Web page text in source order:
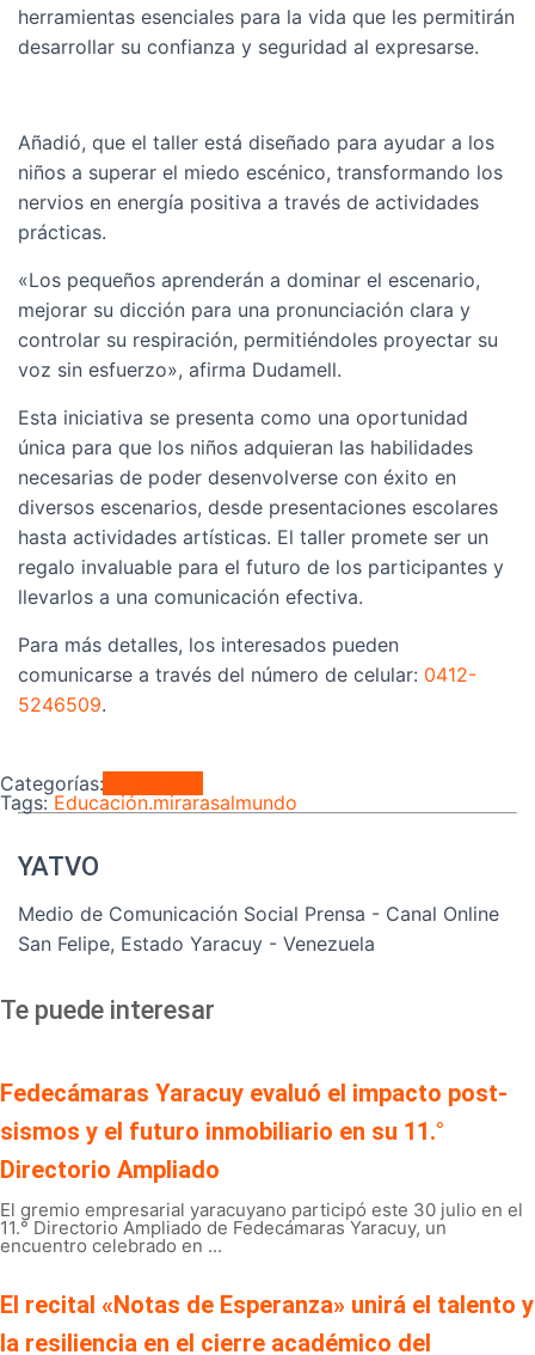
herramientas esenciales para la vida que les permitirán
desarrollar su confianza y seguridad al expresarse.
Añadió, que el taller está diseñado para ayudar a los
niños a superar el miedo escénico, transformando los
nervios en energía positiva a través de actividades
prácticas.
«Los pequeños aprenderán a dominar el escenario,
mejorar su dicción para una pronunciación clara y
controlar su respiración, permitiéndoles proyectar su
voz sin esfuerzo», afirma Dudamell.
Esta iniciativa se presenta como una oportunidad
única para que los niños adquieran las habilidades
necesarias de poder desenvolverse con éxito en
diversos escenarios, desde presentaciones escolares
hasta actividades artísticas. El taller promete ser un
regalo invaluable para el futuro de los participantes y
llevarlos a una comunicación efectiva.
Para más detalles, los interesados pueden
comunicarse a través del número de celular: 0412-
5246509.
Categorías:
Tags:Educación.mirarasalmundo
YATVO
Medio de Comunicación Social Prensa - Canal Online
San Felipe, Estado Yaracuy - Venezuela
Te puede interesar
Fedecámaras Yaracuy evaluó el impacto post-
sismos y el futuro inmobiliario en su 11.°
Directorio Ampliado
El gremio empresarial yaracuyano participó este 30 julio en el
11.° Directorio Ampliado de Fedecámaras Yaracuy, un
encuentro celebrado en ...
El recital «Notas de Esperanza» unirá el talento y
la resiliencia en el cierre académico del